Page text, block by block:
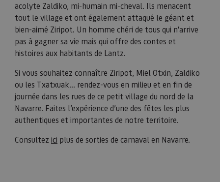
acolyte Zaldiko, mi-humain mi-cheval. Ils menacent
tout le village et ont également attaqué le géant et
bien-aimé Ziripot. Un homme chéri de tous qui n'arrive
pas à gagner sa vie mais qui offre des contes et
histoires aux habitants de Lantz.
Si vous souhaitez connaître Ziripot, Miel Otxin, Zaldiko
ou les Txatxuak... rendez-vous en milieu et en fin de
journée dans les rues de ce petit village du nord de la
Navarre. Faites l’expérience d’une des fêtes les plus
authentiques et importantes de notre territoire.
Consultez ici plus de sorties de carnaval en Navarre.